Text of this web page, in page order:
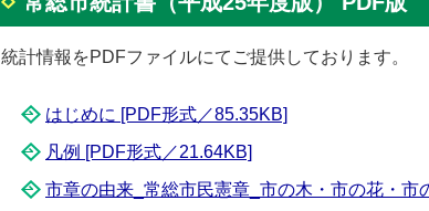
統計情報をPDFファイルにてご提供しております。
はじめに [PDF形式／85.35KB]
凡例 [PDF形式／21.64KB]
市章の由来_常総市民憲章_市の木・市の花・市